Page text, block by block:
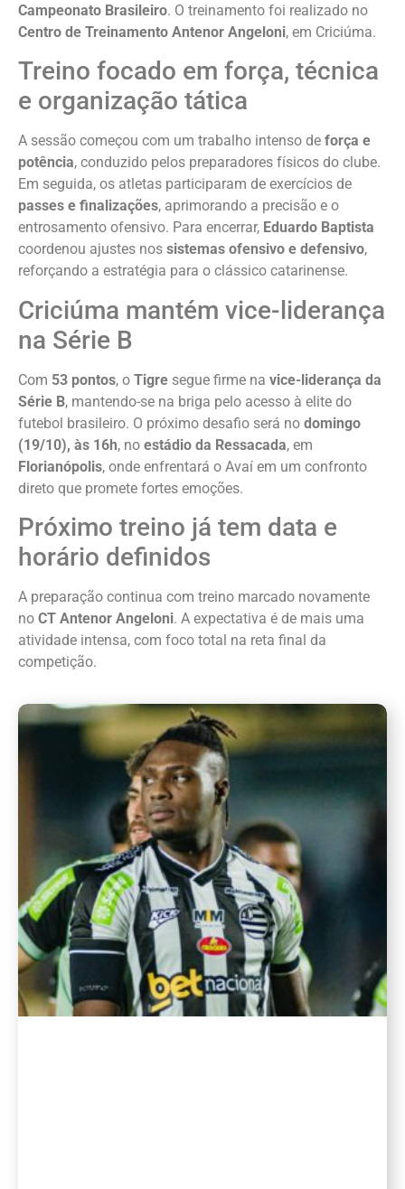
Campeonato Brasileiro. O treinamento foi realizado no
Centro de Treinamento Antenor Angeloni, em Criciúma.
Treino focado em força, técnica
e organização tática
A sessão começou com um trabalho intenso de força e
potência, conduzido pelos preparadores físicos do clube.
Em seguida, os atletas participaram de exercícios de
passes e finalizações, aprimorando a precisão e o
entrosamento ofensivo. Para encerrar, Eduardo Baptista
coordenou ajustes nos sistemas ofensivo e defensivo,
reforçando a estratégia para o clássico catarinense.
Criciúma mantém vice-liderança
na Série B
Com 53 pontos, o Tigre segue firme na vice-liderança da
Série B, mantendo-se na briga pelo acesso à elite do
futebol brasileiro. O próximo desafio será no domingo
(19/10), às 16h, no estádio da Ressacada, em
Florianópolis, onde enfrentará o Avaí em um confronto
direto que promete fortes emoções.
Próximo treino já tem data e
horário definidos
A preparação continua com treino marcado novamente
no CT Antenor Angeloni. A expectativa é de mais uma
atividade intensa, com foco total na reta final da
competição.